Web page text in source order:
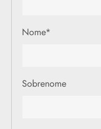
Nome*
Sobrenome